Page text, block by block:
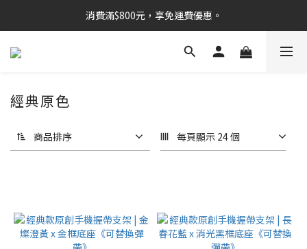
消費滿$800元，享免運費優惠。
經典原色
商品排序 每頁顯示 24 個